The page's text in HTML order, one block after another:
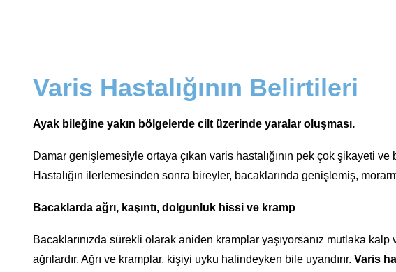
Varis Hastalığının Belirtileri
Ayak bileğine yakın bölgelerde cilt üzerinde yaralar oluşması.
Damar genişlemesiyle ortaya çıkan varis hastalığının pek çok şikayeti
Hastalığın ilerlemesinden sonra bireyler, bacaklarında genişlemiş,
Bacaklarda ağrı, kaşıntı, dolgunluk hissi ve kramp
Bacaklarınızda sürekli olarak aniden kramplar yaşıyorsanız mutlaka
ağrılardır. Ağrı ve kramplar, kişiyi uyku halindeyken bile uyandırır. Varis